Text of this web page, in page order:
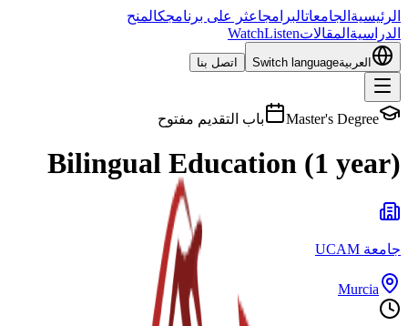
الرئيسية الجامعاتالبرامجاعثر على برنامجكالمنح
الدراسية المقالات WatchListen
العربيةSwitch language اتصل بنا
Master's Degree باب التقديم مفتوح
Bilingual Education (1 year)
جامعة UCAM
Murcia